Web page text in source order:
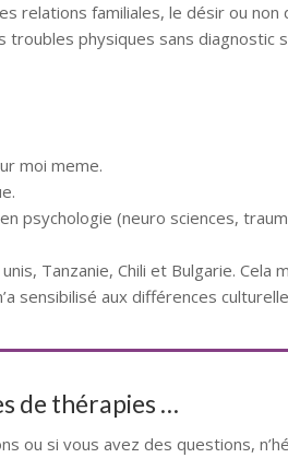
relations familiales, le désir ou non
troubles physiques sans diagnostic
moi meme.
psychologie (neuro sciences,
Tanzanie, Chili et Bulgarie. Cela
sensibilisé aux différences
de thérapies …
ou si vous avez des questions,